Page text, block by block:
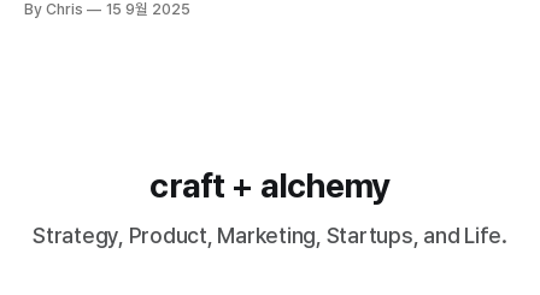
By Chris 15 9월 2025
craft + alchemy
Strategy, Product, Marketing, Startups, and Life.